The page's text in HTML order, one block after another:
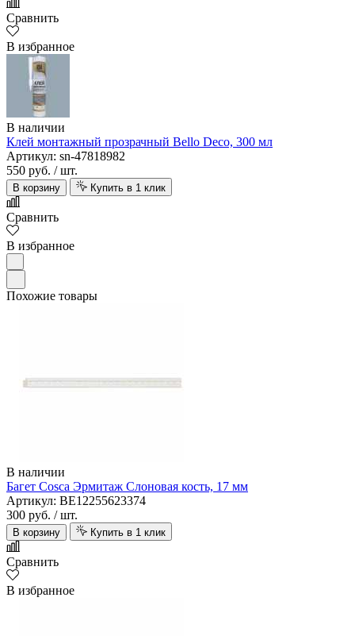
Сравнить
В избранное
В наличии
Клей монтажный прозрачный Bello Deco, 300 мл
Артикул: sn-47818982
550 руб. / шт.
В корзину Купить в 1 клик
Сравнить
В избранное
Похожие товары
В наличии
Багет Cosca Эрмитаж Слоновая кость, 17 мм
Артикул: BE12255623374
300 руб. / шт.
В корзину Купить в 1 клик
Сравнить
В избранное